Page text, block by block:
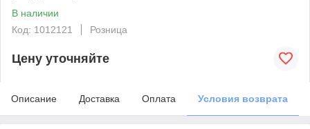
В наличии
Код: 1012121
Розница
Цену уточняйте
Описание Доставка Оплата Условия возврата